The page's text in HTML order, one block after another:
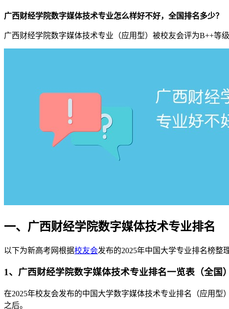
广西财经学院数字媒体技术专业怎么样好不好，全国排名多少？
广西财经学院数字媒体技术专业（应用型）被校友会评为B++等
一、广西财经学院数字媒体技术专业排名
以下为新高考网根据校友会发布的2025年中国大学专业排名榜整
1、广西财经学院数字媒体技术专业排名一览表（全国）
在2025年校友会发布的中国大学数字媒体技术专业排名（应用
之后。